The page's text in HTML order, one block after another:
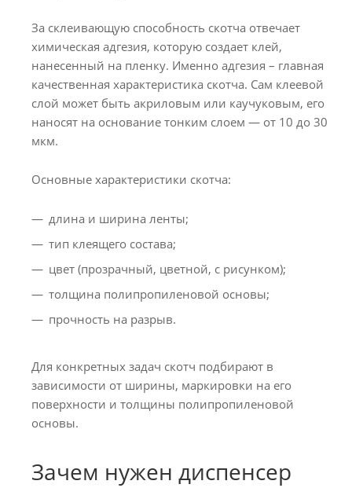
За склеивающую способность скотча отвечает
химическая адгезия, которую создает клей,
нанесенный на пленку. Именно адгезия – главная
качественная характеристика скотча. Сам клеевой
слой может быть акриловым или каучуковым, его
наносят на основание тонким слоем — от 10 до 30
мкм.
Основные характеристики скотча:
длина и ширина ленты;
тип клеящего состава;
цвет (прозрачный, цветной, с рисунком);
толщина полипропиленовой основы;
прочность на разрыв.
Для конкретных задач скотч подбирают в
зависимости от ширины, маркировки на его
поверхности и толщины полипропиленовой
основы.
Зачем нужен диспенсер